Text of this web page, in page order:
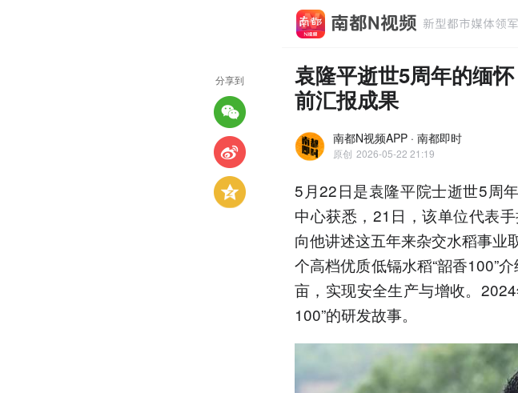
袁隆平逝世5周年的缅
前汇报成果
南都N视频APP · 南都即时
原创 2026-05-22 21:19
5月22日是袁隆平院士逝世5周
中心获悉，21日，该单位代表
向他讲述这五年来杂交水稻事业
个高档优质低镉水稻“韶香100”
亩，实现安全生产与增收。
100”的研发故事。
分享到